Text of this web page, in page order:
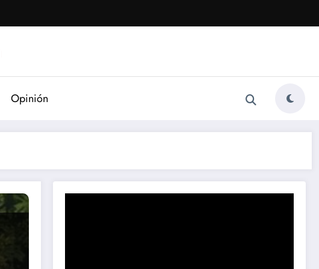
Opinión